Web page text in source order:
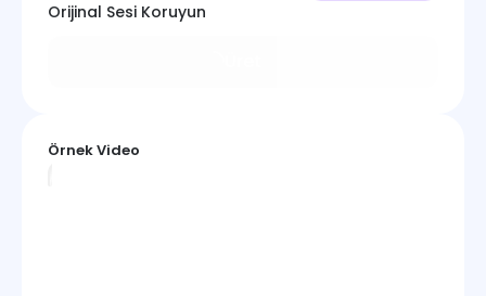
Orijinal Sesi Koruyun
Örnek Video